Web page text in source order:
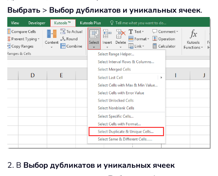
Выбрать > Выбор дубликатов и уникальных ячеек.
2. В Выбор дубликатов и уникальных ячеек